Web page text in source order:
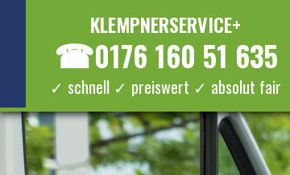
KLEMPNERSERVICE+
☎0176 160 51 635
✓ schnell ✓ preiswert ✓ absolut fair